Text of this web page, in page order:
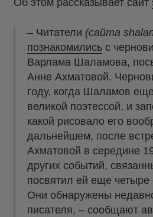
Об этом рассказывает сайт
– Читатели (сайта
познакомились с
Варлама Шаламова,
Анне Ахматовой.
году, когда Шаламов
великой поэтессой, и
какой рисовало его
дальнейшем, после
Ахматовой в середине
других событий,
посвятил ей еще четыре
Они обнаружены
писателя, – сообщают